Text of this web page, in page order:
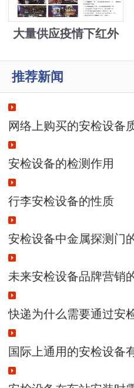
大量供应疫情下红外
成像测温设备5万元
推荐新闻
网络上购买的安检设备
安检设备的检测作用
行李安检设备的性质
安检设备中金属探测门
未来安检设备品牌营销
快递为什么需要通过安
国际上通用的安检设备